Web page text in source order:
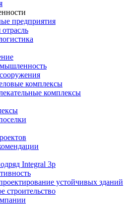
предприятия
комплексы
комплексы
Integral 3p
устойчивых зданий
строительство